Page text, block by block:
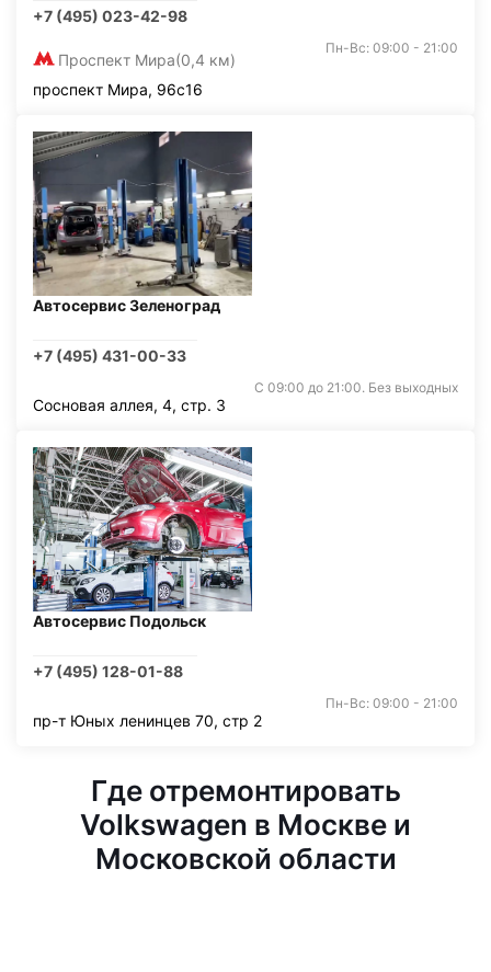
+7 (495) 023-42-98
Проспект Мира(0,4 км)
Пн-Вс: 09:00 - 21:00
проспект Мира, 96с16
Автосервис Зеленоград
+7 (495) 431-00-33
С 09:00 до 21:00. Без выходных
Сосновая аллея, 4, стр. 3
Автосервис Подольск
+7 (495) 128-01-88
Пн-Вс: 09:00 - 21:00
пр-т Юных ленинцев 70, стр 2
Где отремонтировать
Volkswagen в Москве и
Московской области